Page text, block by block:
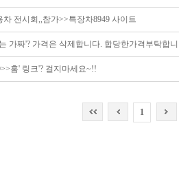
차 전시회,,참가>>특장차8949 사이트
가짜'? 가격은 삭제합니다. 합당한가격부탁합
홈' 링크'? 걸지마세요~!!
1